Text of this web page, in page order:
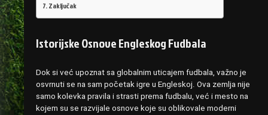
Zaključak
Istorijske Osnove Engleskog Fudbala
Dok si već upoznat sa globalnim uticajem fudbala, važno je
osvrnuti se na sam početak igre u Engleskoj. Ova zemlja nije
samo kolevka pravila i strasti prema fudbalu, već i mesto na
kojem su se razvijale osnove koje su oblikovale moderni